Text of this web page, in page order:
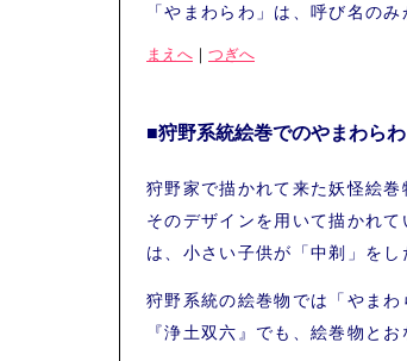
「やまわらわ」は、呼び名の
まえへ ｜ つぎへ
■狩野系統絵巻でのやまわらわ
狩野家で描かれて来た妖怪絵
そのデザインを用いて描かれ
は、小さい子供が「中剃」を
狩野系統の絵巻物では「やま
『浄土双六』でも、絵巻物と